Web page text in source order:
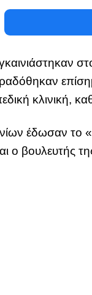
κλινική,
έδωσαν το
ο βουλευτής